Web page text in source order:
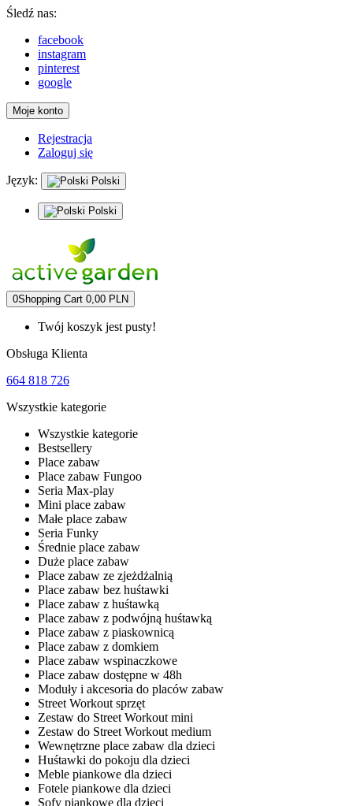
Śledź nas:
facebook
instagram
pinterest
google
Moje konto
Rejestracja
Zaloguj się
Język: Polski
Polski
0Shopping Cart 0,00 PLN
Twój koszyk jest pusty!
Obsługa Klienta
664 818 726
Wszystkie kategorie
Wszystkie kategorie
Bestsellery
Place zabaw
Place zabaw Fungoo
Seria Max-play
Mini place zabaw
Małe place zabaw
Seria Funky
Średnie place zabaw
Duże place zabaw
Place zabaw ze zjeżdżalnią
Place zabaw bez huśtawki
Place zabaw z huśtawką
Place zabaw z podwójną huśtawką
Place zabaw z piaskownicą
Place zabaw z domkiem
Place zabaw wspinaczkowe
Place zabaw dostępne w 48h
Moduły i akcesoria do placów zabaw
Street Workout sprzęt
Zestaw do Street Workout mini
Zestaw do Street Workout medium
Wewnętrzne place zabaw dla dzieci
Huśtawki do pokoju dla dzieci
Meble piankowe dla dzieci
Fotele piankowe dla dzieci
Sofy piankowe dla dzieci